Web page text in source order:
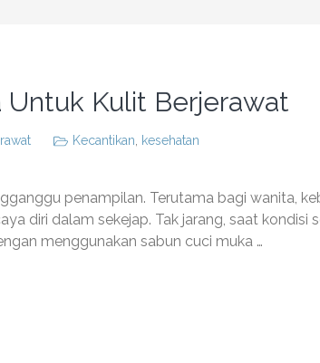
Untuk Kulit Berjerawat
Kecantikan
kesehatan
penampilan. Terutama bagi wanita,
diri dalam sekejap. Tak jarang, saat kondisi
menggunakan sabun cuci muka …